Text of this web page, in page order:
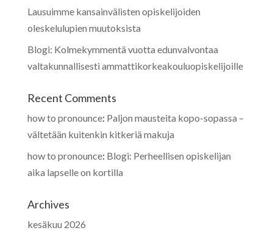
Lausuimme kansainvälisten opiskelijoiden
oleskelulupien muutoksista
Blogi: Kolmekymmentä vuotta edunvalvontaa
valtakunnallisesti ammattikorkeakouluopiskelijoille
Recent Comments
how to pronounce: Paljon mausteita kopo-sopassa –
vältetään kuitenkin kitkeriä makuja
how to pronounce: Blogi: Perheellisen opiskelijan
aika lapselle on kortilla
Archives
kesäkuu 2026